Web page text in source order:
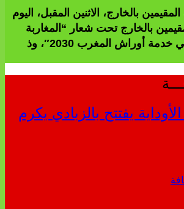
بالخارج، الاثنين المقبل، اليوم
بالخارج تحت شعار “المغاربة
أوراش المغرب 2030″، وذ
يفتتح بالزبادي يكرم